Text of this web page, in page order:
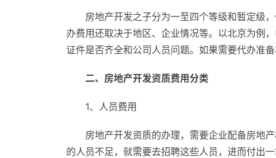
房地产开发之子分为一至四个等级和暂定级
办费用还取决于地区、企业情况等。以北京为例
证件是否齐全和公司人员问题。如果需要代办准
二、房地产开发资质费用分类
1、人员费用
房地产开发资质的办理，需要企业配备房地
的人员不足，就需要去招聘这些人员，进而付出